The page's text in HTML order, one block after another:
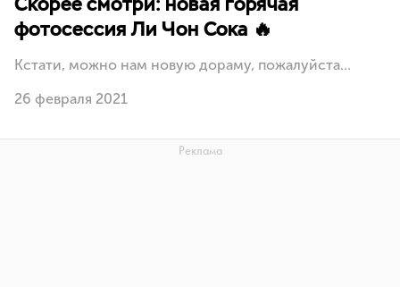
фотосессия Ли Чон Сока 🔥
Кстати, можно нам новую дораму, пожалуйста…
26 февраля 2021